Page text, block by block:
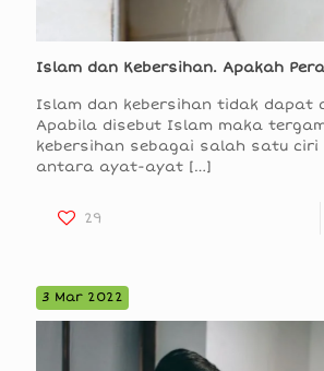
Islam dan Kebersihan. Apakah
Islam dan kebersihan tidak dapat
Apabila disebut Islam maka
kebersihan sebagai salah satu ciri
antara ayat-ayat […]
29
3 Mar 2022